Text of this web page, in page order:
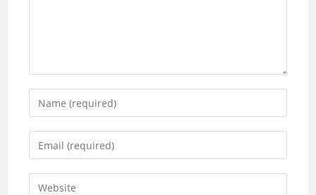
Enter
your
name
Enter
your
email
address
Enter